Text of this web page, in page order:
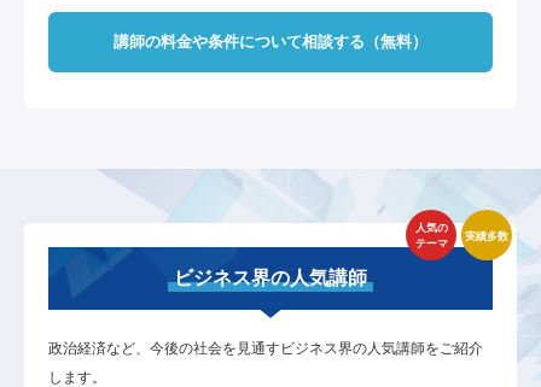
講師の料金や条件について相談する（無料）
人気の
テーマ
実績多数
ビジネス界の人気講師
政治経済など、今後の社会を見通すビジネス界の人気講師をご紹介
します。